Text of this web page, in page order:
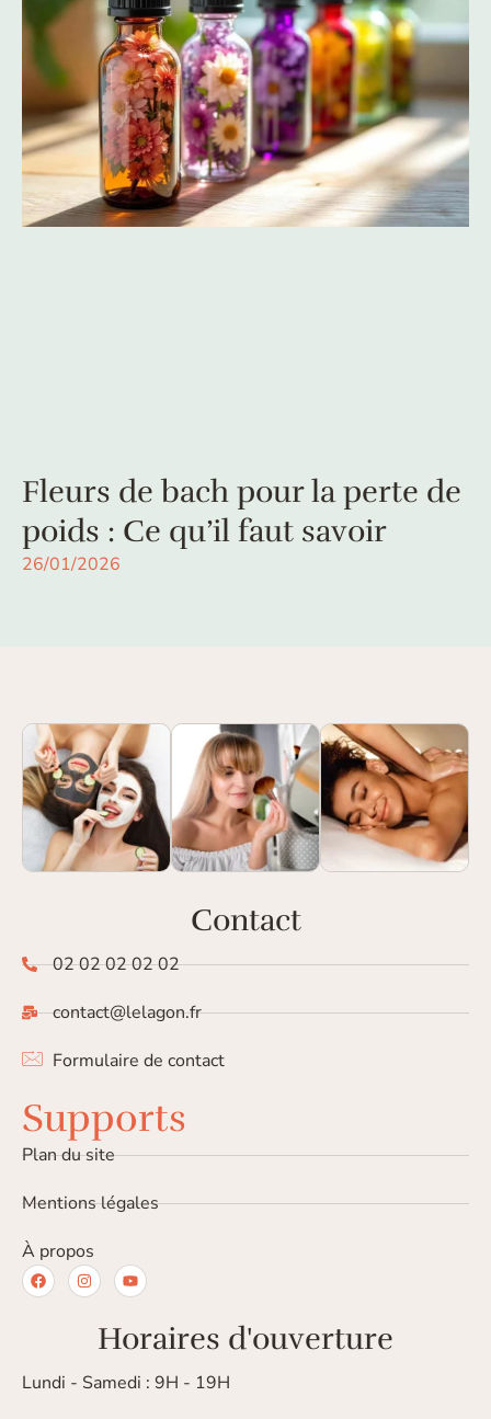
Fleurs de bach pour la perte de
poids : Ce qu’il faut savoir
26/01/2026
Contact
02 02 02 02 02
contact@lelagon.fr
Formulaire de contact
Supports
Plan du site
Mentions légales
À propos
Horaires d'ouverture
Lundi - Samedi : 9H - 19H